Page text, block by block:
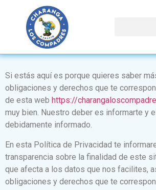
Si estás aquí es porque quieres saber
obligaciones y derechos que te
de esta web https://
muy bien. Nuestro deber es informarte y
debidamente informado.
En esta Política de Privacidad te
transparencia sobre la finalidad de este
que afecta a los datos que nos facilites,
obligaciones y derechos que te